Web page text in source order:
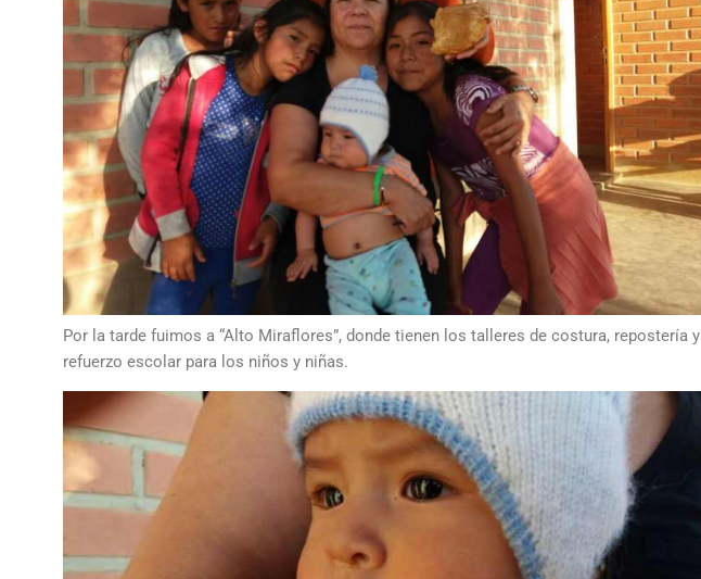
Por la tarde fuimos a “Alto Miraflores”, donde tienen los talleres de costura, repostería y
refuerzo escolar para los niños y niñas.